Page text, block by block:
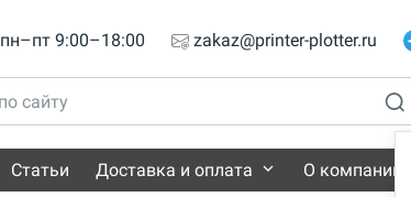
пн–пт 9:00–18:00 zakaz@printer-plotter.ru
Статьи Доставка и оплата О компании